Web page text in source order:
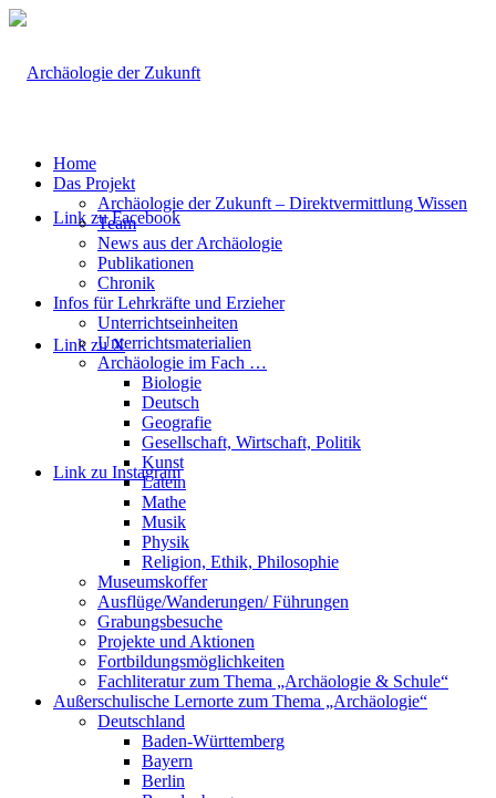
Link zu Facebook
Link zu X
Link zu Instagram
Home
Das Projekt
Archäologie der Zukunft – Direktvermittlung Wissen
Team
News aus der Archäologie
Publikationen
Chronik
Infos für Lehrkräfte und Erzieher
Unterrichtseinheiten
Unterrichtsmaterialien
Archäologie im Fach …
Biologie
Deutsch
Geografie
Gesellschaft, Wirtschaft, Politik
Kunst
Latein
Mathe
Musik
Physik
Religion, Ethik, Philosophie
Museumskoffer
Ausflüge/Wanderungen/ Führungen
Grabungsbesuche
Projekte und Aktionen
Fortbildungsmöglichkeiten
Fachliteratur zum Thema „Archäologie & Schule“
Außerschulische Lernorte zum Thema „Archäologie“
Deutschland
Baden-Württemberg
Bayern
Berlin